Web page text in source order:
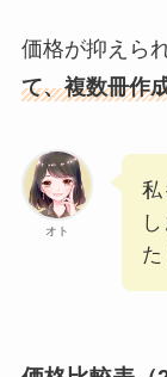
価格が抑えら
て、複数冊作
オト
私
た